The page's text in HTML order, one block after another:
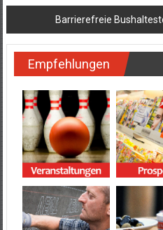
Barrierefreie
Empfehlungen